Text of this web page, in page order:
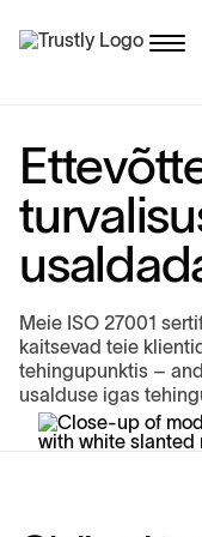
Ettevõtt
turvalisu
usaldad
Meie ISO 27001
kaitsevad teie
tehingupunktis –
usalduse igas